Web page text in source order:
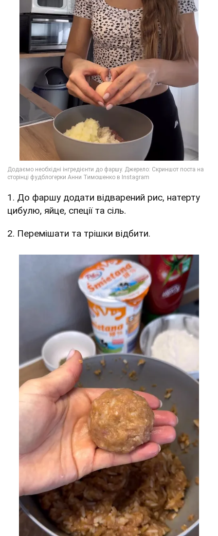
1. До фаршу додати відварений рис, натерту
цибулю, яйце, спеції та сіль.
2. Перемішати та трішки відбити.